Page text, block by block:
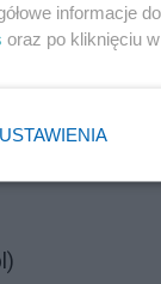
Reklama
informacje
oraz po kliknięciu w
USTAWIENIA